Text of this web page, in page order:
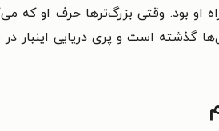
او بود. وقتی بزرگ‌ترها حرف او که
گذشته است و پری دریایی اینبار در